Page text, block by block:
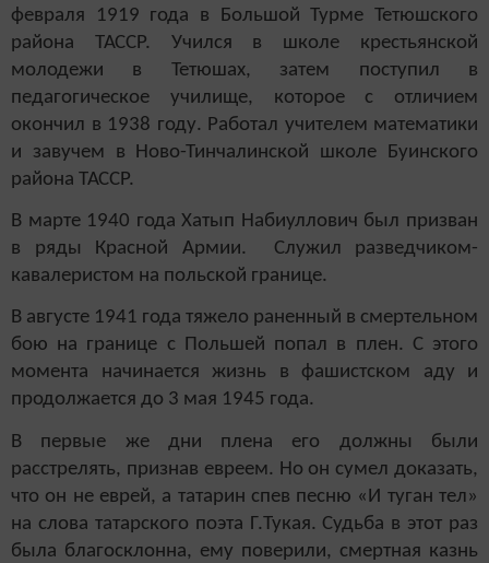
февраля 1919 года в Большой Турме Тетюшского
района ТАССР. Учился в школе крестьянской
молодежи в Тетюшах, затем поступил в
педагогическое училище, которое с отличием
окончил в 1938 году. Работал учителем математики
и завучем в Ново-Тинчалинской школе Буинского
района ТАССР.
В марте 1940 года Хатып Набиуллович был призван
в ряды Красной Армии. Служил разведчиком-
кавалеристом на польской границе.
В августе 1941 года тяжело раненный в смертельном
бою на границе с Польшей попал в плен. С этого
момента начинается жизнь в фашистском аду и
продолжается до 3 мая 1945 года.
В первые же дни плена его должны были
расстрелять, признав евреем. Но он сумел доказать,
что он не еврей, а татарин спев песню «И туган тел»
на слова татарского поэта Г.Тукая. Судьба в этот раз
была благосклонна, ему поверили, смертная казнь